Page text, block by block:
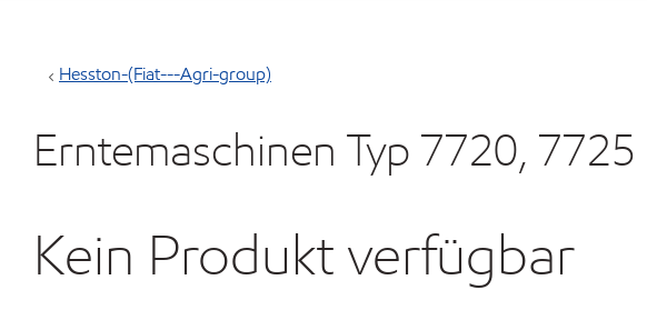
Hesston-(Fiat---Agri-group)
Erntemaschinen Typ 7720,
Kein Produkt verfügbar